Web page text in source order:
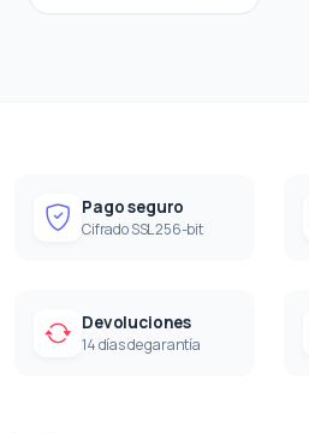
Pago seguro
Cifrado SSL 256-bit
Devoluciones
14 días de garantía